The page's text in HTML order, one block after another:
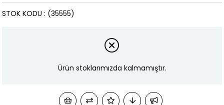
(35555)
STOK KODU
Ürün stoklarımızda kalmamıştır.